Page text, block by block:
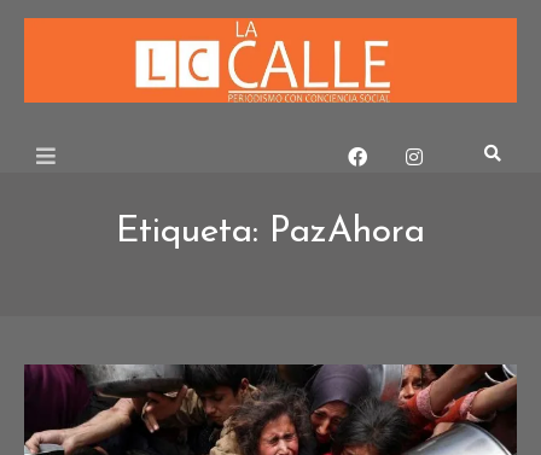
Skip
Etiqueta: PazAhora